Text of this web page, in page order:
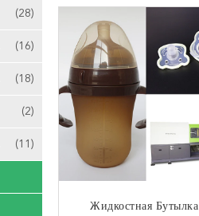
(28)
(16)
(18)
(2)
(11)
КОНТАКТ
Жидкостная Бутылка